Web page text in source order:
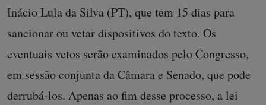
Inácio Lula da Silva (PT), que tem 15 dias para
sancionar ou vetar dispositivos do texto. Os
eventuais vetos serão examinados pelo Congresso,
em sessão conjunta da Câmara e Senado, que pode
derrubá-los. Apenas ao fim desse processo, a lei